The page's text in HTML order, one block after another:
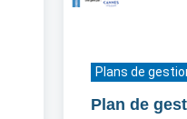
Plans de
Plan de